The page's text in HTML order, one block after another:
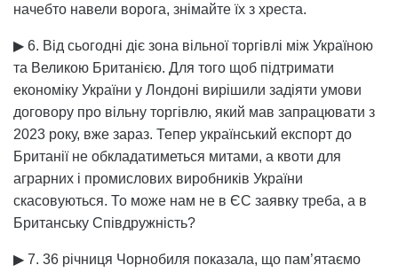
начебто навели ворога, знімайте їх з хреста.
▶ 6. Від сьогодні діє зона вільної торгівлі між Україною
та Великою Британією. Для того щоб підтримати
економіку України у Лондоні вирішили задіяти умови
договору про вільну торгівлю, який мав запрацювати з
2023 року, вже зараз. Тепер український експорт до
Британії не обкладатиметься митами, а квоти для
аграрних і промислових виробників України
скасовуються. То може нам не в ЄС заявку треба, а в
Британську Співдружність?
▶ 7. 36 річниця Чорнобиля показала, що пам’ятаємо